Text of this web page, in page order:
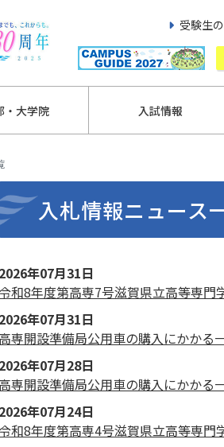
受験生
・大学院 入試情報
入札情報ニュース
2026年07月31日
和8年度第高専7号滋賀県立高等専
2026年07月31日
専開設準備局公用車の購入にかかる
2026年07月28日
専開設準備局公用車の購入にかかる
2026年07月24日
和8年度第高専4号滋賀県立高等専